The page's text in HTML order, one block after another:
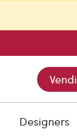
Vendi
Designers